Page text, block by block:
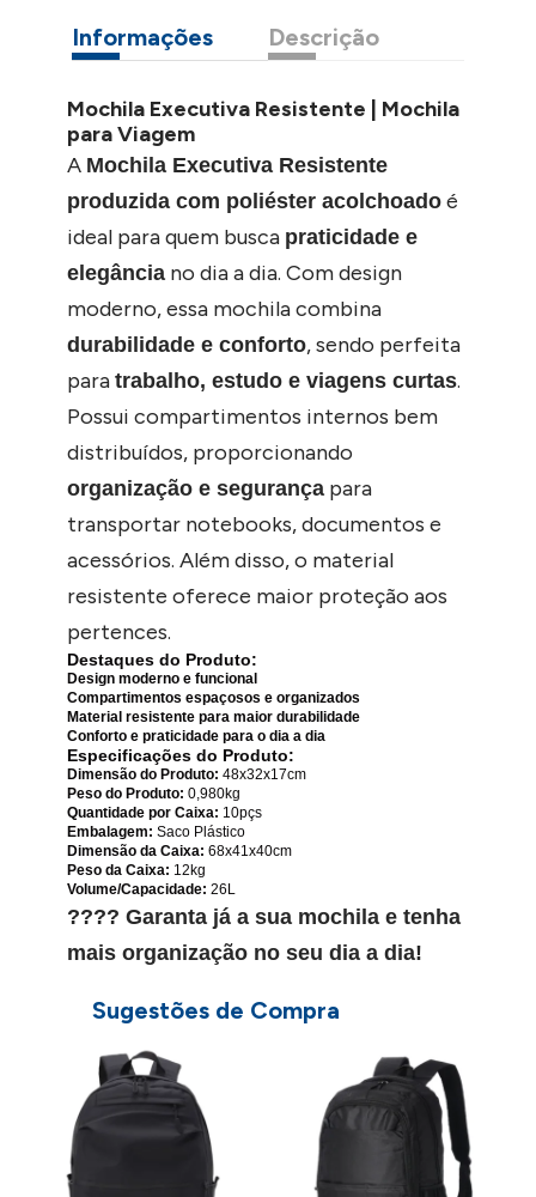
Informações Descrição
Mochila Executiva Resistente | Mochila
para Viagem
A Mochila Executiva Resistente
produzida com poliéster acolchoadoé
ideal para quem busca praticidade e
elegânciano dia a dia. Com design
moderno, essa mochila combina
durabilidade e conforto, sendo perfeita
para trabalho, estudo e viagens curtas.
Possui compartimentos internos bem
distribuídos, proporcionando
organização e segurançapara
transportar notebooks, documentos e
acessórios. Além disso, o material
resistente oferece maior proteção aos
pertences.
Destaques do Produto:
Design moderno e funcional
Compartimentos espaçosos e organizados
Material resistente para maior durabilidade
Conforto e praticidade para o dia a dia
Especificações do Produto:
Dimensão do Produto: 48x32x17cm
Peso do Produto: 0,980kg
Quantidade por Caixa: 10pçs
Embalagem: Saco Plástico
Dimensão da Caixa: 68x41x40cm
Peso da Caixa: 12kg
Volume/Capacidade: 26L
???? Garanta já a sua mochila e tenha
mais organização no seu dia a dia!
Sugestões de Compra